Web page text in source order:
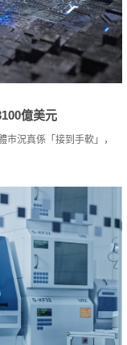
億美元
況真係「接到手軟」，